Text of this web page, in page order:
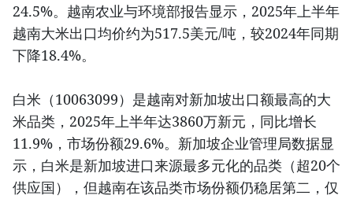
24.5%。越南农业与环境部报告显示，2025年上半年
越南大米出口均价约为517.5美元/吨，较2024年同期
下降18.4%。
白米（10063099）是越南对新加坡出口额最高的大
米品类，2025年上半年达3860万新元，同比增长
11.9%，市场份额29.6%。新加坡企业管理局数据显
示，白米是新加坡进口来源最多元化的品类（超20个
供应国），但越南在该品类市场份额仍稳居第二，仅